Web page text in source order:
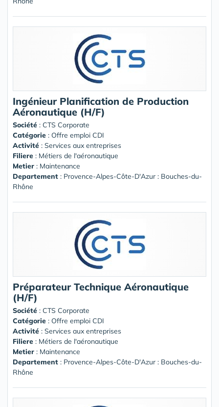
Ingénieur Planification de Production
Aéronautique (H/F)
Société : CTS Corporate
Catégorie : Offre emploi CDI
Activité : Services aux entreprises
Filiere : Métiers de l'aéronautique
Metier : Maintenance
Departement : Provence-Alpes-Côte-D'Azur : Bouches-du-
Rhône
Préparateur Technique Aéronautique
(H/F)
Société : CTS Corporate
Catégorie : Offre emploi CDI
Activité : Services aux entreprises
Filiere : Métiers de l'aéronautique
Metier : Maintenance
Departement : Provence-Alpes-Côte-D'Azur : Bouches-du-
Rhône